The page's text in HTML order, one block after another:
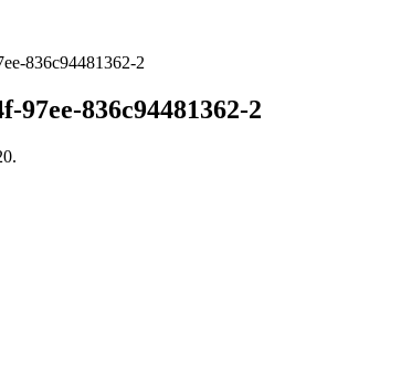
836c94481362-2
97ee-836c94481362-2
.